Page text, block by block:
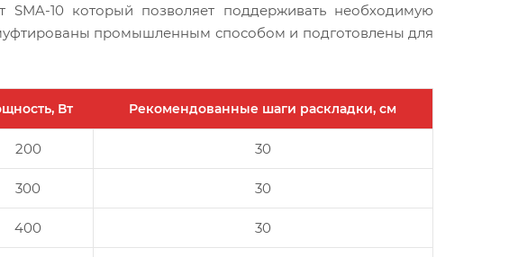
10 который позволяет поддерживать необходимую
промышленным способом и подготовлены для
Вт Рекомендованные шаги раскладки, см
200 30
300 30
400 30